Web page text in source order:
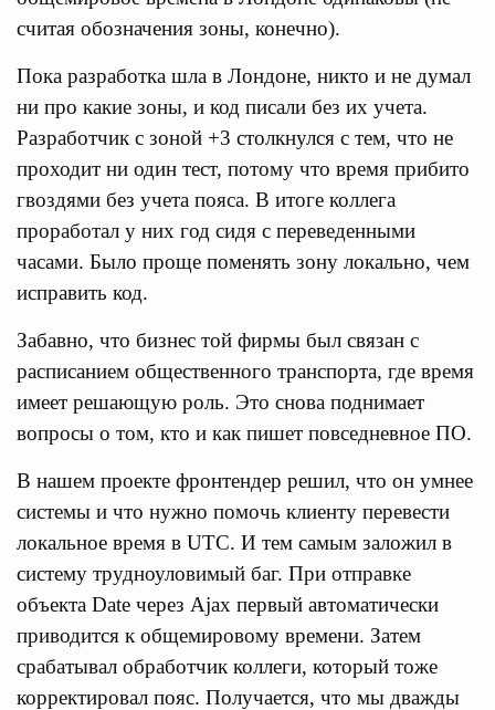
считая обозначения зоны, конечно).
Пока разработка шла в Лондоне, никто и не думал
ни про какие зоны, и код писали без их учета.
Разработчик с зоной +3 столкнулся с тем, что не
проходит ни один тест, потому что время прибито
гвоздями без учета пояса. В итоге коллега
проработал у них год сидя с переведенными
часами. Было проще поменять зону локально, чем
исправить код.
Забавно, что бизнес той фирмы был связан с
расписанием общественного транспорта, где время
имеет решающую роль. Это снова поднимает
вопросы о том, кто и как пишет повседневное ПО.
В нашем проекте фронтендер решил, что он умнее
системы и что нужно помочь клиенту перевести
локальное время в UTC. И тем самым заложил в
систему трудноуловимый баг. При отправке
объекта Date через Ajax первый автоматически
приводится к общемировому времени. Затем
срабатывал обработчик коллеги, который тоже
корректировал пояс. Получается, что мы дважды